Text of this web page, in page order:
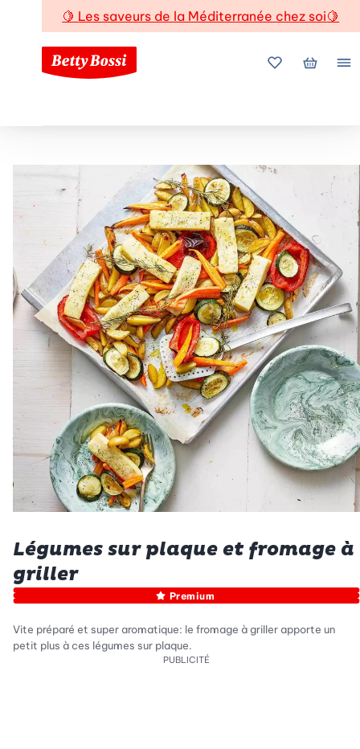
🍋 Les saveurs de la Méditerranée chez soi🍋
Mes favoris
Mon
Légumes sur plaque et fromage à
griller
Premium
Vite préparé et super aromatique: le fromage à griller apporte un
petit plus à ces légumes sur plaque.
PUBLICITÉ